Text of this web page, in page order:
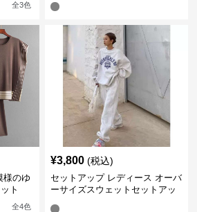
全3色
様のゆ
ト
全4色
¥3,800 (税込)
セットアップ レディース オーバ
ーサイズスウェットセットアッ